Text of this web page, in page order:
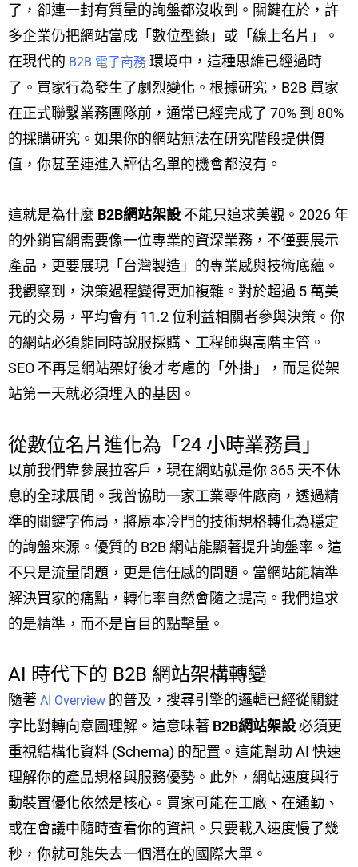
了，卻連一封有質量的詢盤都沒收到。關鍵在於，許
多企業仍把網站當成「數位型錄」或「線上名片」。
在現代的 B2B 電子商務 環境中，這種思維已經過時
了。買家行為發生了劇烈變化。根據研究，B2B 買家
在正式聯繫業務團隊前，通常已經完成了 70% 到 80%
的採購研究。如果你的網站無法在研究階段提供價
值，你甚至連進入評估名單的機會都沒有。
這就是為什麼 B2B網站架設不能只追求美觀。2026 年
的外銷官網需要像一位專業的資深業務，不僅要展示
產品，更要展現「台灣製造」的專業感與技術底蘊。
我觀察到，決策過程變得更加複雜。對於超過 5 萬美
元的交易，平均會有 11.2 位利益相關者參與決策。你
的網站必須能同時說服採購、工程師與高階主管。
SEO 不再是網站架好後才考慮的「外掛」，而是從架
站第一天就必須埋入的基因。
從數位名片進化為「24 小時業務員」
以前我們靠參展拉客戶，現在網站就是你 365 天不休
息的全球展間。我曾協助一家工業零件廠商，透過精
準的關鍵字佈局，將原本冷門的技術規格轉化為穩定
的詢盤來源。優質的 B2B 網站能顯著提升詢盤率。這
不只是流量問題，更是信任感的問題。當網站能精準
解決買家的痛點，轉化率自然會隨之提高。我們追求
的是精準，而不是盲目的點擊量。
AI 時代下的 B2B 網站架構轉變
隨著 AI Overview 的普及，搜尋引擎的邏輯已經從關鍵
字比對轉向意圖理解。這意味著 B2B網站架設必須更
重視結構化資料 (Schema) 的配置。這能幫助 AI 快速
理解你的產品規格與服務優勢。此外，網站速度與行
動裝置優化依然是核心。買家可能在工廠、在通勤、
或在會議中隨時查看你的資訊。只要載入速度慢了幾
秒，你就可能失去一個潛在的國際大單。